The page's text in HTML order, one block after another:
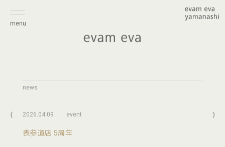
menu
news
⟨ 2026.04.09 event
表参道店 5周年
⟩